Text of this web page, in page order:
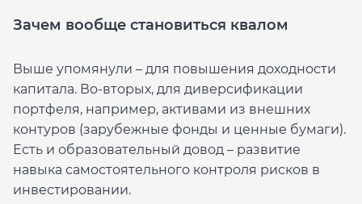
Зачем вообще становиться квалом
Выше упомянули – для повышения доходности
капитала. Во-вторых, для диверсификации
портфеля, например, активами из внешних
контуров (зарубежные фонды и ценные бумаги).
Есть и образовательный довод – развитие
навыка самостоятельного контроля рисков в
инвестировании.